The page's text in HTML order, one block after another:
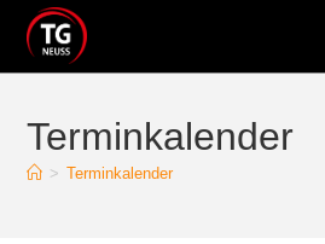
Terminkalender
> Terminkalender